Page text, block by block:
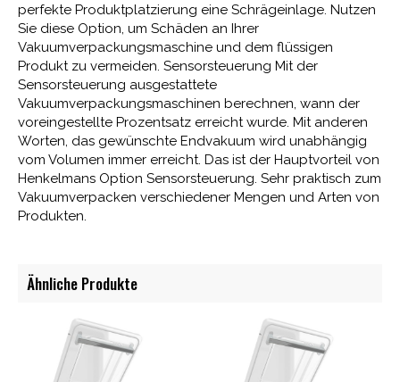
perfekte Produktplatzierung eine Schrägeinlage. Nutzen
Sie diese Option, um Schäden an Ihrer
Vakuumverpackungsmaschine und dem flüssigen
Produkt zu vermeiden. Sensorsteuerung Mit der
Sensorsteuerung ausgestattete
Vakuumverpackungsmaschinen berechnen, wann der
voreingestellte Prozentsatz erreicht wurde. Mit anderen
Worten, das gewünschte Endvakuum wird unabhängig
vom Volumen immer erreicht. Das ist der Hauptvorteil von
Henkelmans Option Sensorsteuerung. Sehr praktisch zum
Vakuumverpacken verschiedener Mengen und Arten von
Produkten.
Ähnliche Produkte